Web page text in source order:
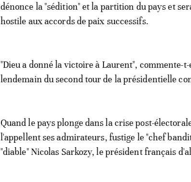
dénonce la "sédition" et la partition du pays et
hostile aux accords de paix successifs.
"Dieu a donné la victoire à Laurent", commente-
lendemain du second tour de la présidentielle
Quand le pays plonge dans la crise post-
l'appellent ses admirateurs, fustige le "chef
"diable" Nicolas Sarkozy, le président français